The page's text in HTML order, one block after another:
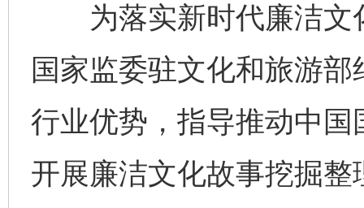
为落实新时代廉洁文
国家监委驻文化和旅游
行业优势，指导推动中
开展廉洁文化故事挖掘